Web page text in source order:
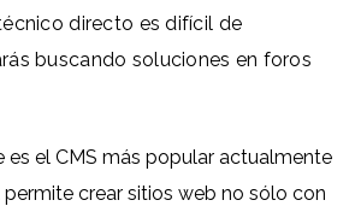
directo es difícil de
buscando soluciones en foros
es el CMS más popular actualmente
crear sitios web no sólo con